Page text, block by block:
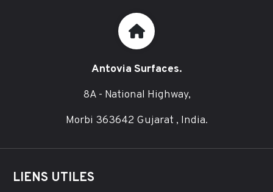
Antovia Surfaces.
8A - National Highway,
Morbi 363642 Gujarat , India.
LIENS UTILES